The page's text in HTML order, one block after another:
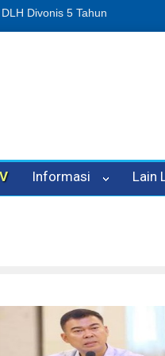
Desak Polisi Tetapkan P-
Informasi Lain